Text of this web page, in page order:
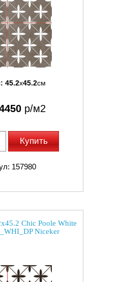
45.2x45.2см
р/м2
Купить
157980
Chic Poole White
Niceker